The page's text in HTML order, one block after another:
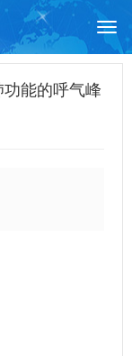
能的呼气峰